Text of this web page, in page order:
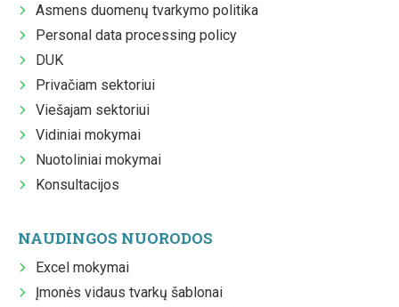
Asmens duomenų tvarkymo politika
Personal data processing policy
DUK
Privačiam sektoriui
Viešajam sektoriui
Vidiniai mokymai
Nuotoliniai mokymai
Konsultacijos
NAUDINGOS NUORODOS
Excel mokymai
Įmonės vidaus tvarkų šablonai